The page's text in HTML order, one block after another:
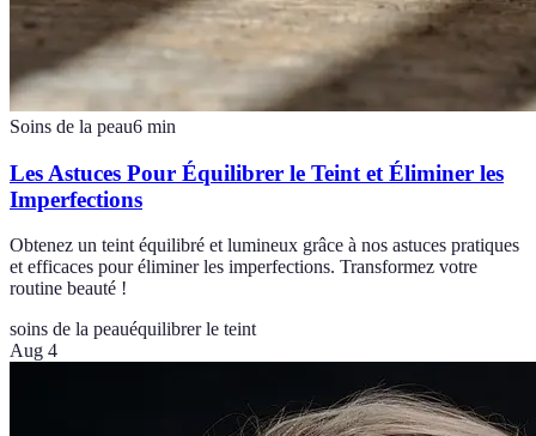
Soins de la peau6 min
Les Astuces Pour Équilibrer le Teint et Éliminer les
Imperfections
Obtenez un teint équilibré et lumineux grâce à nos astuces pratiques
et efficaces pour éliminer les imperfections. Transformez votre
routine beauté !
soins de la peauéquilibrer le teint
Aug 4